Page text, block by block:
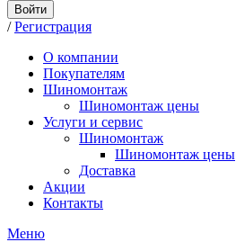
Войти
/ Регистрация
О компании
Покупателям
Шиномонтаж
Шиномонтаж цены
Услуги и сервис
Шиномонтаж
Шиномонтаж цены
Доставка
Акции
Контакты
Меню